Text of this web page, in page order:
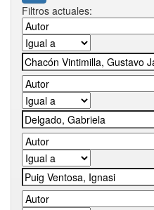
Filtros actuales: